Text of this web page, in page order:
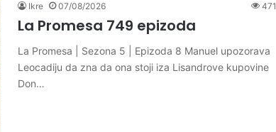
Ikre 07/08/2026 471
La Promesa 749 epizoda
La Promesa | Sezona 5 | Epizoda 8 Manuel upozorava
Leocadiju da zna da ona stoji iza Lisandrove kupovine
Don…